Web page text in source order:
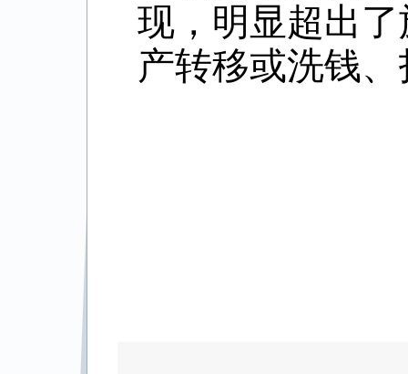
现，明显超出
产转移或洗钱